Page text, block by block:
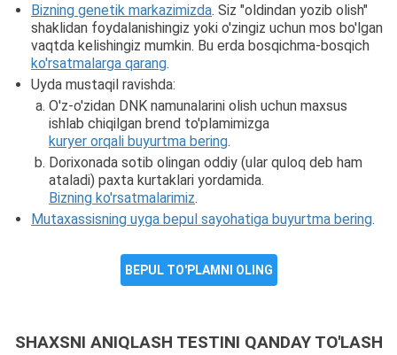
Bizning genetik markazimizda. Siz "oldindan yozib olish"
shaklidan foydalanishingiz yoki o'zingiz uchun mos bo'lgan
vaqtda kelishingiz mumkin. Bu erda bosqichma-bosqich
ko'rsatmalarga qarang.
Uyda mustaqil ravishda:
O'z-o'zidan DNK namunalarini olish uchun maxsus
ishlab chiqilgan brend to'plamimizga
kuryer orqali buyurtma bering.
Dorixonada sotib olingan oddiy (ular quloq deb ham
ataladi) paxta kurtaklari yordamida.
Bizning ko'rsatmalarimiz.
Mutaxassisning uyga bepul sayohatiga buyurtma bering.
BEPUL TO'PLAMNI OLING
SHAXSNI ANIQLASH TESTINI QANDAY TO'LASH